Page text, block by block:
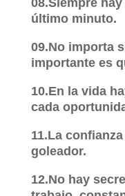
08.Siempre
último minuto.
09.No importa
importante es
10.En la vida
cada
11.La
goleador.
12.No hay